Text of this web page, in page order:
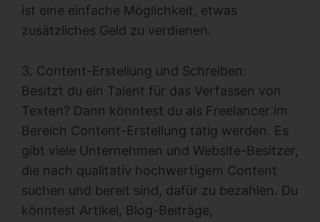
ist eine einfache Möglichkeit, etwas
zusätzliches Geld zu verdienen.
3. Content-Erstellung und Schreiben:
Besitzt du ein Talent für das Verfassen von
Texten? Dann könntest du als Freelancer im
Bereich Content-Erstellung tätig werden. Es
gibt viele Unternehmen und Website-Besitzer,
die nach qualitativ hochwertigem Content
suchen und bereit sind, dafür zu bezahlen. Du
könntest Artikel, Blog-Beiträge,